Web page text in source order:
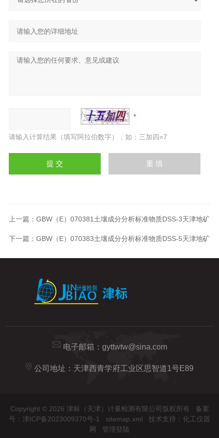
请输入计算结果（填写阿拉伯数字），如：三加四=7
上一篇： GBW（E）070381土壤成分分析标准物质DSS-3天津地矿
下一篇： GBW（E）070383土壤成分分析标准物质DSS-5天津地矿
电子邮箱： gyttwtw@sina.com
公司地址：天津西青学府工业区思智道1号E89
Copyright © 2026 津标（天津）计量检测有限公司版权所有 备案
号：津ICP备2023009370号-1
sitemap.xml 技术支持： 化工仪器
网
管理登陆